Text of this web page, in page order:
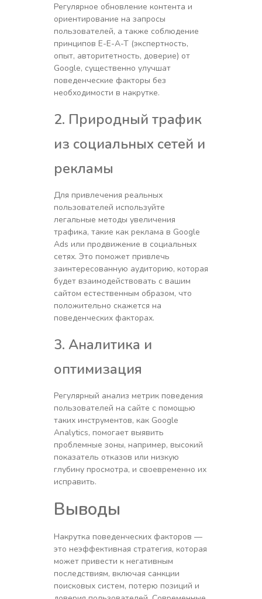
Регулярное обновление контента и
ориентирование на запросы
пользователей, а также соблюдение
принципов E-E-A-T (экспертность,
опыт, авторитетность, доверие) от
Google, существенно улучшат
поведенческие факторы без
необходимости в накрутке.
2. Природный трафик
из социальных сетей и
рекламы
Для привлечения реальных
пользователей используйте
легальные методы увеличения
трафика, такие как реклама в Google
Ads или продвижение в социальных
сетях. Это поможет привлечь
заинтересованную аудиторию, которая
будет взаимодействовать с вашим
сайтом естественным образом, что
положительно скажется на
поведенческих факторах.
3. Аналитика и
оптимизация
Регулярный анализ метрик поведения
пользователей на сайте с помощью
таких инструментов, как Google
Analytics, помогает выявить
проблемные зоны, например, высокий
показатель отказов или низкую
глубину просмотра, и своевременно их
исправить.
Выводы
Накрутка поведенческих факторов —
это неэффективная стратегия, которая
может привести к негативным
последствиям, включая санкции
поисковых систем, потерю позиций и